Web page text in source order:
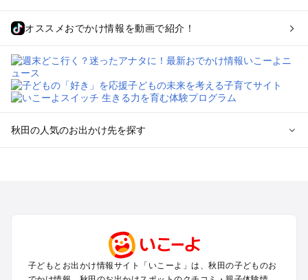
オススメおでかけ情報を動画で紹介！
秋田の人気のお出かけ先を探す
田沢湖・角館・乳頭温泉・大曲のプールお出かけ
男鹿半島・白神のプールお出かけ
子どもとお出かけ情報サイト「いこーよ」は、秋田の子どものお